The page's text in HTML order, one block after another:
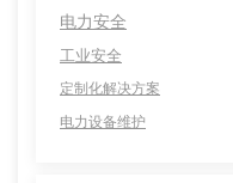
电力安全
工业安全
定制化解决方案
电力设备维护